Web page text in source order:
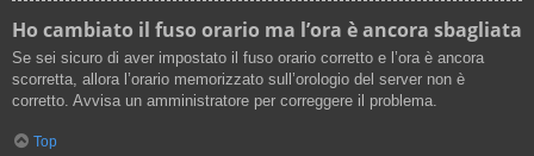
Ho cambiato il fuso orario ma l’ora è ancora sbagliata
Se sei sicuro di aver impostato il fuso orario corretto e l’ora è ancora
scorretta, allora l’orario memorizzato sull’orologio del server non è
corretto. Avvisa un amministratore per correggere il problema.
Top